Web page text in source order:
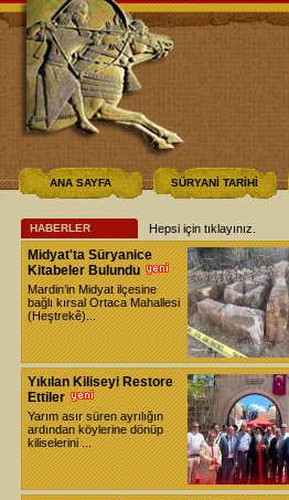
ANA SAYFA SÜRYANİ TARİHİ
HABERLER Hepsi için tıklayınız
Midyat'ta Süryanice
Kitabeler Bulundu
Mardin’in Midyat ilçesine
bağlı kırsal Ortaca Mahallesi
(Heştrekê)...
Yıkılan Kiliseyi Restore
Ettiler
Yarım asır süren ayrılığın
ardından köylerine dönüp
kiliselerini ...